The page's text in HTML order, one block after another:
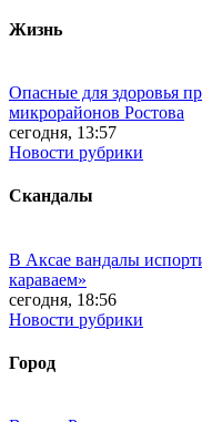
Жизнь
Опасные для здоровья
микрорайонов Ростова
сегодня, 13:57
Новости рубрики
Скандалы
В Аксае вандалы
караваем»
сегодня, 18:56
Новости рубрики
Город